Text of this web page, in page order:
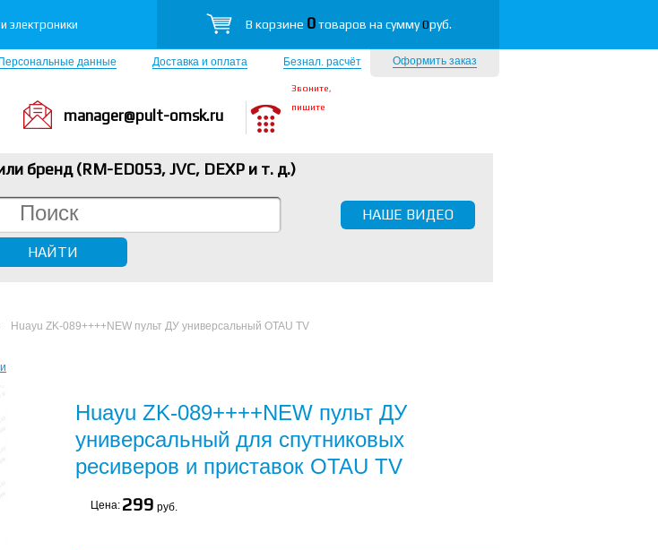
электроники В корзине 0товаров на сумму0руб.
Оформить заказ
Персональные данные Доставка и оплата Безнал. расчёт
manager@pult-omsk.ru
Звоните,
пишите
бренд (RM-ED053, JVC, DEXP и т. д.)
НАШЕ ВИДЕО
Huayu ZK-089++++NEW пульт ДУ универсальный OTAU TV
Huayu ZK-089++++NEW пульт ДУ
универсальный для спутниковых
ресиверов и приставок OTAU TV
Цена: 299 руб.